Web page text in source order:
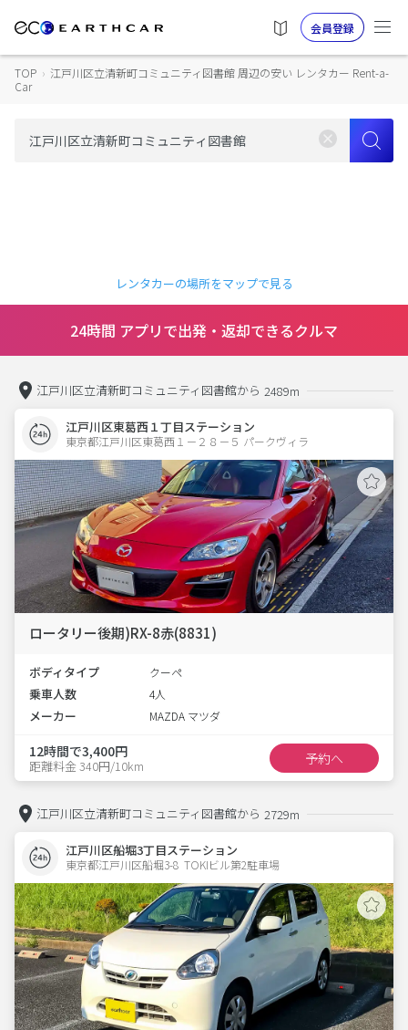
会員登録
TOP › 江戸川区立清新町コミュニティ図書館 周辺の安い レンタカー Rent-a-
Car
レンタカーの場所をマップで見る
24時間 アプリで出発・返却できるクルマ
江戸川区立清新町コミュニティ図書館から 2489m
江戸川区東葛西１丁目ステーション
東京都江戸川区東葛西１－２８－５ パークヴィラ
ロータリー後期)RX-8赤(8831)
ボディタイプ クーペ
乗車人数 4人
メーカー MAZDA マツダ
12時間で3,400円
距離料金 340円/10km 予約へ
江戸川区立清新町コミュニティ図書館から 2729m
江戸川区船堀3丁目ステーション
東京都江戸川区船堀3-8  TOKIビル第2駐車場